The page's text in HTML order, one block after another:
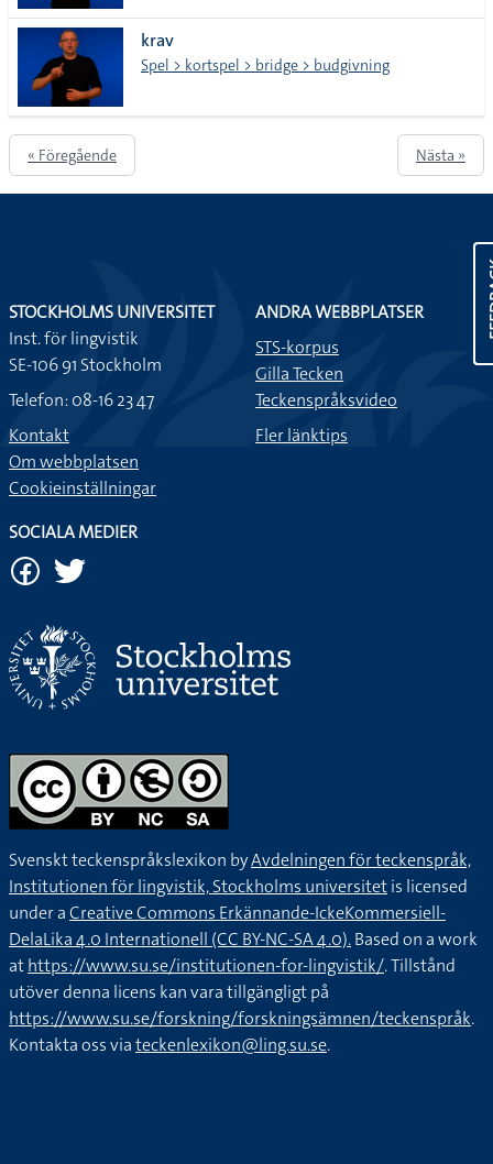
krav
Spel > kortspel > bridge > budgivning
« Föregående Nästa »
STOCKHOLMS UNIVERSITET
Inst. för lingvistik
SE-106 91 Stockholm
Telefon: 08-16 23 47
Kontakt
Om webbplatsen
Cookieinställningar
ANDRA WEBBPLATSER
STS-korpus
Gilla Tecken
Teckenspråksvideo
Fler länktips
SOCIALA MEDIER
Svenskt teckenspråkslexikon byAvdelningen för teckenspråk,
Institutionen för lingvistik, Stockholms universitetis licensed
under aCreative Commons Erkännande-IckeKommersiell-
DelaLika 4.0 Internationell (CC BY-NC-SA 4.0).Based on a work
athttps://www.su.se/institutionen-for-lingvistik/. Tillstånd
utöver denna licens kan vara tillgängligt på
https://www.su.se/forskning/forskningsämnen/teckenspråk.
Kontakta oss viateckenlexikon@ling.su.se.